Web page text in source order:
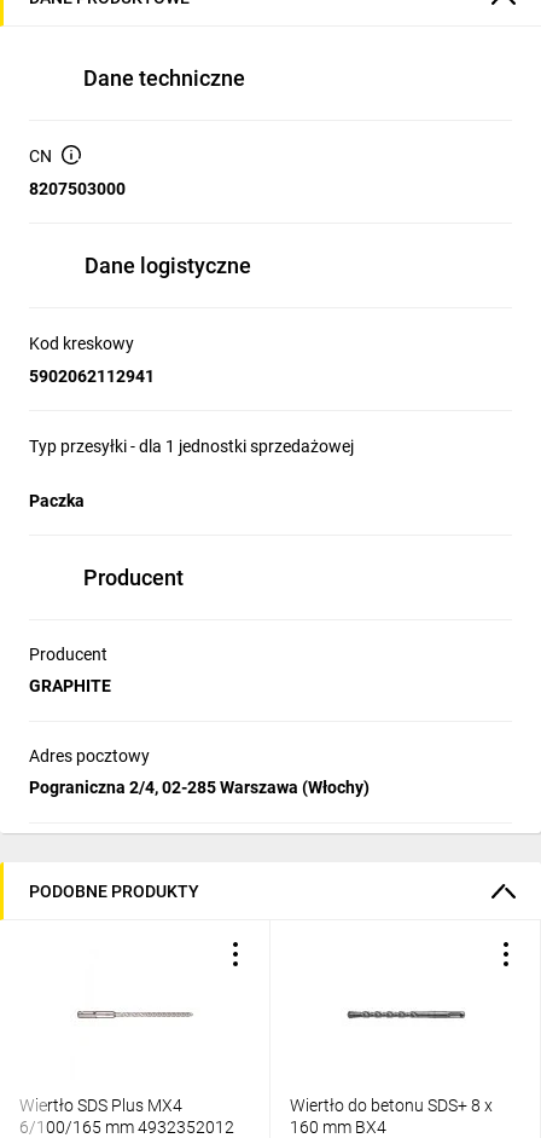
Dane techniczne
CN
8207503000
Dane logistyczne
Kod kreskowy
5902062112941
Typ przesyłki - dla 1 jednostki sprzedażowej
Paczka
Producent
Producent
GRAPHITE
Adres pocztowy
Pograniczna 2/4, 02-285 Warszawa (Włochy)
PODOBNE PRODUKTY
Wiertło SDS Plus MX4
6/100/165 mm 4932352012
Wiertło do betonu SDS+ 8 x
160 mm BX4